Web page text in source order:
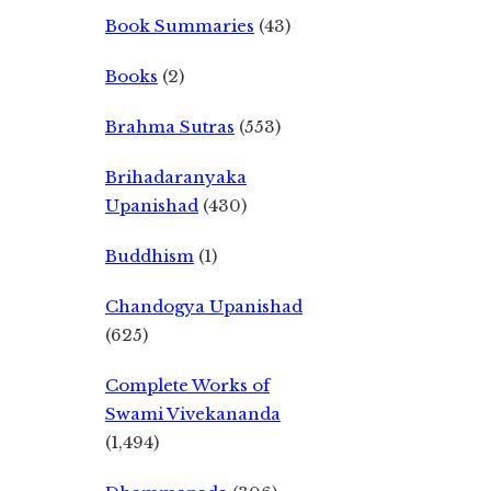
Book Summaries (43)
Books (2)
Brahma Sutras (553)
Brihadaranyaka
Upanishad (430)
Buddhism (1)
Chandogya Upanishad
(625)
Complete Works of
Swami Vivekananda
(1,494)